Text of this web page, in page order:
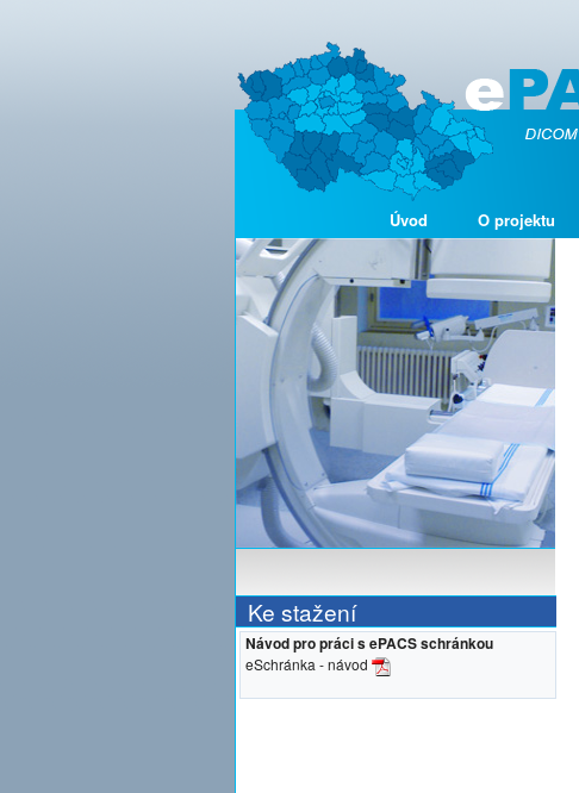
Úvod O projektu
Ke stažení
Návod pro práci s ePACS schránkou
eSchránka - návod